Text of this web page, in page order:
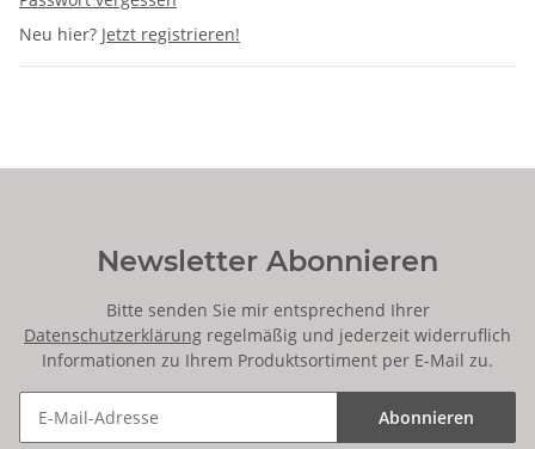
Neu hier? Jetzt registrieren!
Newsletter Abonnieren
Bitte senden Sie mir entsprechend Ihrer
Datenschutzerklärung regelmäßig und jederzeit widerruflich
Informationen zu Ihrem Produktsortiment per E-Mail zu.
Abonnieren